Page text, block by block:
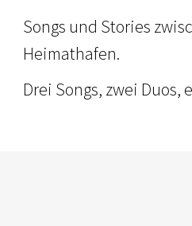
Songs und Stories
Heimathafen.
Drei Songs, zwei Duos,